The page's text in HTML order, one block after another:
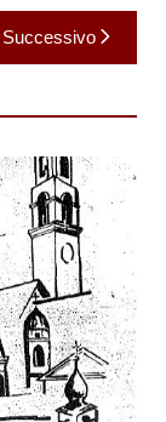
Successivo